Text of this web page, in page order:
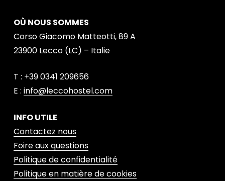
OÙ NOUS SOMMES
Corso Giacomo Matteotti, 89 A
23900 Lecco (LC) – Italie
T : +39 0341 209656
E : info@leccohostel.com
INFO UTILE
Contactez nous
Foire aux questions
Politique de confidentialité
Politique en matière de cookies